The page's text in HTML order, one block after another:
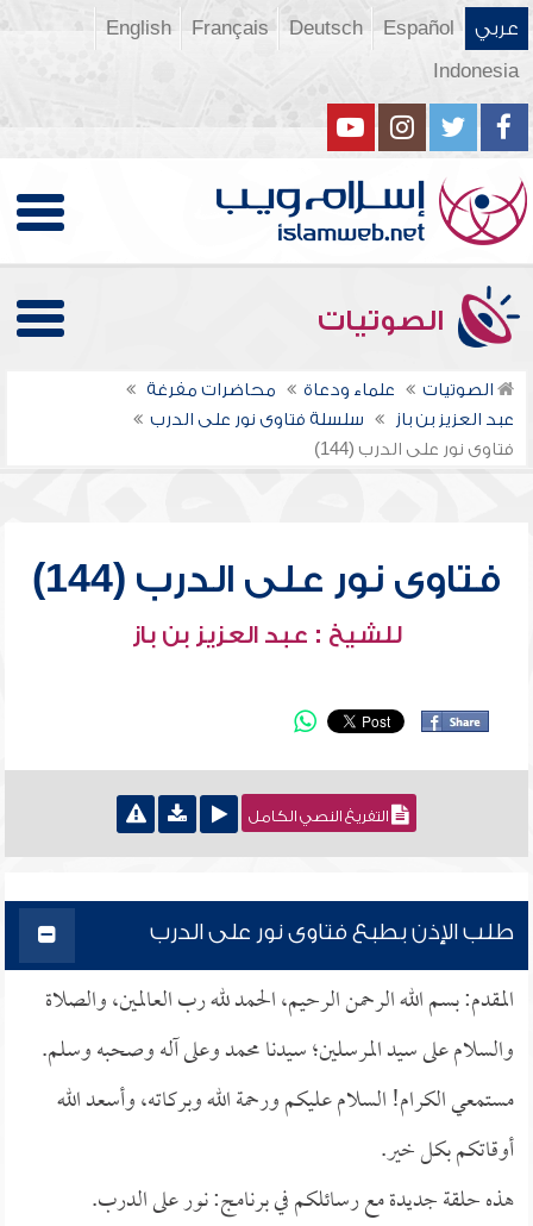
عربي Español
Deutsch
Français
English
Indonesia
الصوتيات
الصوتيات علماء ودعاة
محاضرات مفرغة
عبد العزيز بن باز
سلسلة فتاوى نور على الدرب
فتاوى نور على الدرب (144)
فتاوى نور على الدرب (144)
للشيخ : عبد العزيز بن باز
التفريغ النصي الكامل
طلب الإذن بطبع فتاوى نور على الدرب
المقدم: بسم الله الرحمن الرحيم، الحمد لله رب العالمين، والصلاة
والسلام على سيد المرسلين؛ سيدنا محمد وعلى آله وصحبه وسلم.
مستمعي الكرام! السلام عليكم ورحمة الله وبركاته، وأسعد الله
أوقاتكم بكل خير.
هذه حلقة جديدة مع رسائلكم في برنامج: نور على الدرب.